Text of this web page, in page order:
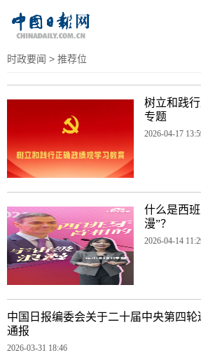
时政要闻 > 推荐位
树立和践
专题
2026-04-17
什么是西
漫”？
2026-04-14
中国日报编委会关于二十届中央第四
通报
2026-03-31 18:46